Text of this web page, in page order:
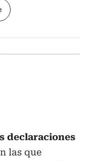
declaraciones
las que